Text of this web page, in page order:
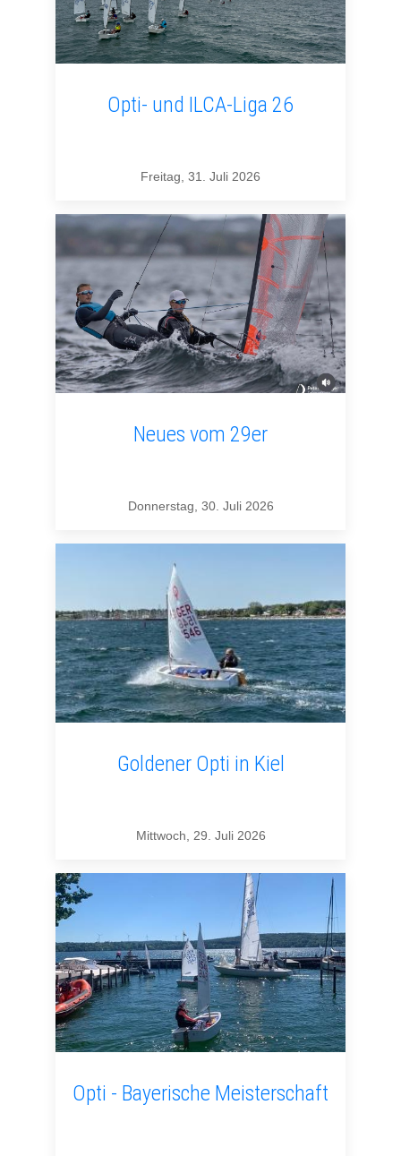
Opti- und ILCA-Liga 26
Freitag, 31. Juli 2026
Neues vom 29er
Donnerstag, 30. Juli 2026
Goldener Opti in Kiel
Mittwoch, 29. Juli 2026
Opti - Bayerische Meisterschaft